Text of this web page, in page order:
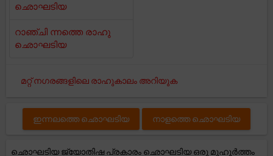
ഛൊഘടിയ
റാഞ്ചി ന്നത്തെ രാഹു
ഛൊഘടിയ
മറ്റ് നഗരങ്ങളിലെ രാഹുകാലം അറിയുക
ഇന്നലത്തെ ഛൊഘടിയ നാളത്തെ ഛൊഘടിയ
ഛൊഘടിയ ജ്യോതിഷ പ്രകാരം ഛൊഘടിയ ഒരു മുഹൂർത്തം